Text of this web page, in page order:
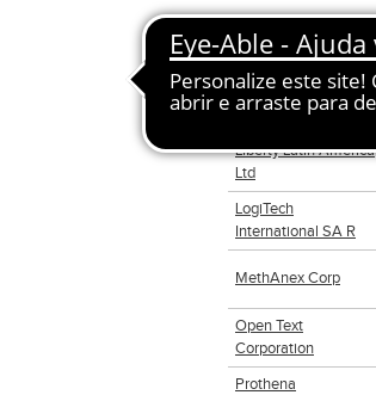
Icon PLC
Jazz
Pharmaceuticals
PLC
Liberty Latin America
Ltd
LogiTech
International SA R
MethAnex Corp
Open Text
Corporation
Prothena